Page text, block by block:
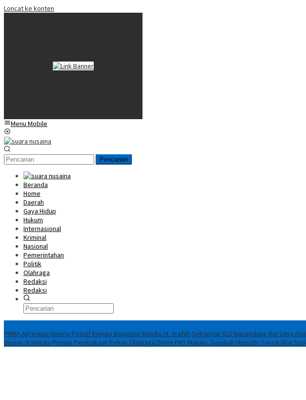
Loncat ke konten
Menu Mobile
Pencarian
Beranda
Home
Daerah
Gaya Hidup
Hukum
Internasional
Kriminal
Nasional
Pemerintahan
Politik
Olahraga
Redaksi
Redaksi
PAMA Apresiasi Kinerja Positif Kepala Basarnas Maluku M. Arafah Sebanyak 922 Narapidana dan Lima
Binaan di Maluku Pimpin Pembukaan Pekan Olahraga Ditjen PAS Maluku, Saadiah Uluputty Soroti Nilai